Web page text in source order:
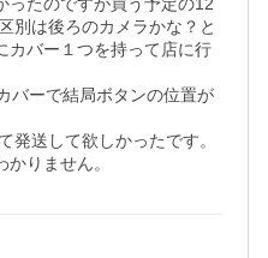
別は後ろのカメラかな？と
カバー１つを持って店に行
バーで結局ボタンの位置が
発送して欲しかったです。
りません。